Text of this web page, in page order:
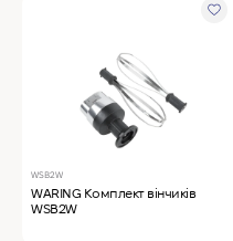
WSB2W
WARING Комплект вінчиків
WSB2W